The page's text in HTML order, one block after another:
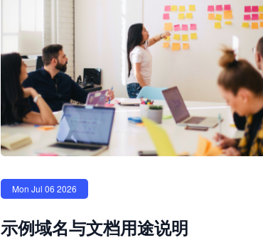
Mon Jul 06 2026
示例域名与文档用途说明